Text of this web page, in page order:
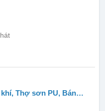
Thợ sơn PU, Bán